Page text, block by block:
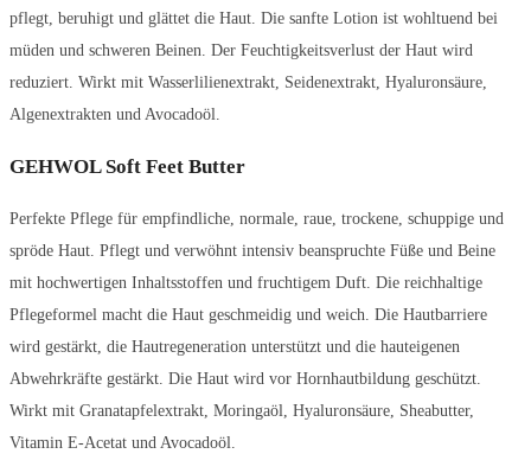
pflegt, beruhigt und glättet die Haut. Die sanfte Lotion ist wohltuend bei
müden und schweren Beinen. Der Feuchtigkeitsverlust der Haut wird
reduziert. Wirkt mit Wasserlilienextrakt, Seidenextrakt, Hyaluronsäure,
Algenextrakten und Avocadoöl.
GEHWOL Soft Feet Butter
Perfekte Pflege für empfindliche, normale, raue, trockene, schuppige und
spröde Haut. Pflegt und verwöhnt intensiv beanspruchte Füße und Beine
mit hochwertigen Inhaltsstoffen und fruchtigem Duft. Die reichhaltige
Pflegeformel macht die Haut geschmeidig und weich. Die Hautbarriere
wird gestärkt, die Hautregeneration unterstützt und die hauteigenen
Abwehrkräfte gestärkt. Die Haut wird vor Hornhautbildung geschützt.
Wirkt mit Granatapfelextrakt, Moringaöl, Hyaluronsäure, Sheabutter,
Vitamin E-Acetat und Avocadoöl.